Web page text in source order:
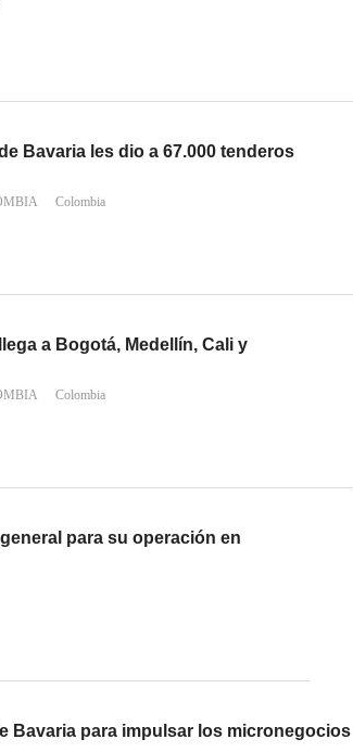
Bavaria les dio a 67.000 tenderos
Colombia
a Bogotá, Medellín, Cali y
Colombia
para su operación en
Bavaria para impulsar los micronegocios